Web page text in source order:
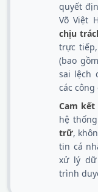
quyết
Võ Việt
chịu
trực
(bao
sai lệch
các công
Cam
hệ
trữ,
tin cá
xử lý
trình